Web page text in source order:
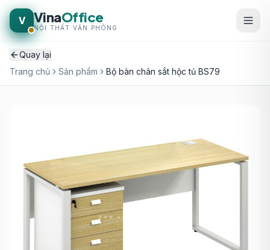
V VinaOffice
NỘI THẤT VĂN PHÒNG
Quay lại
Trang chủ
Sản phẩm Bộ bàn chân sắt hộc tủ BS79